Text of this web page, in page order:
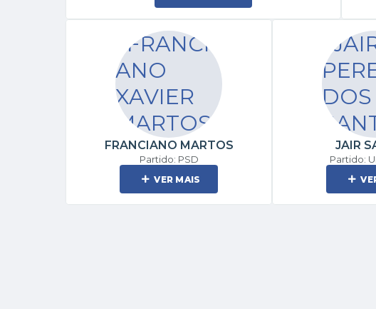
FRANCIANO MARTOS
Partido: PSD
VER MAIS
JAIR
Partido: